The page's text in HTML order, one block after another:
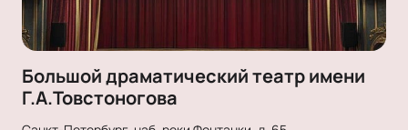
Большой драматический театр имени
Г.А.Товстоногова